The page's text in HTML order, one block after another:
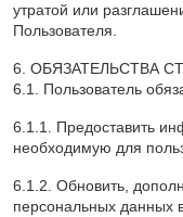
утратой или
Пользователя.
6. ОБЯЗАТЕЛЬСТВА
6.1. Пользователь
6.1.1. Предоставить
необходимую для
6.1.2. Обновить,
персональных данных